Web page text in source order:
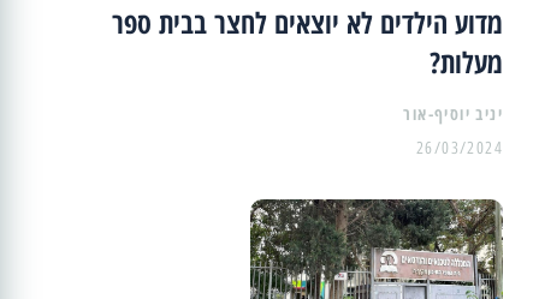
מדוע הילדים לא יוצאים לחצר בבית ספר
מעלות?
יניב יוסיף-אור
26/03/2024